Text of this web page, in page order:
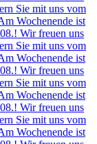
Sie mit uns vom
Wochenende ist
Wir freuen uns
Sie mit uns vom
Wochenende ist
Wir freuen uns
Sie mit uns vom
Wochenende ist
Wir freuen uns
Sie mit uns vom
Wochenende ist